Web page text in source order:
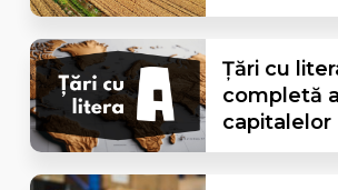
Țări cu
completă
capitalelor